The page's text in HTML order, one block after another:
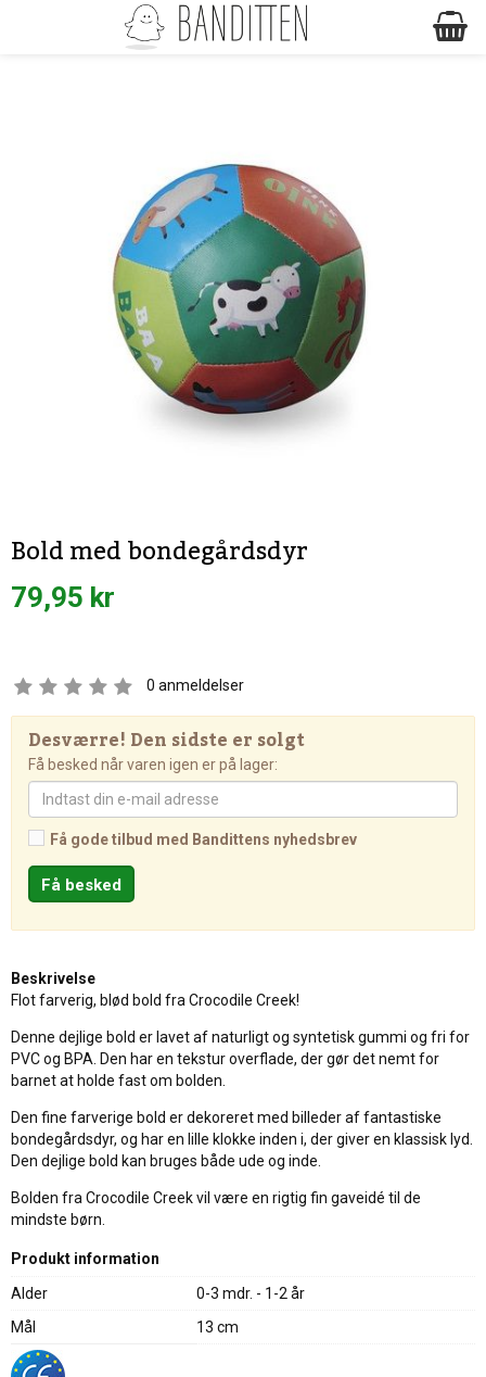
Bold med bondegårdsdyr
79,95 kr
0 anmeldelser
Desværre! Den sidste er solgt
Få besked når varen igen er på lager:
Få gode tilbud med Bandittens nyhedsbrev
Beskrivelse
Flot farverig, blød bold fra Crocodile Creek!
Denne dejlige bold er lavet af naturligt og syntetisk gummi og fri for
PVC og BPA. Den har en tekstur overflade, der gør det nemt for
barnet at holde fast om bolden.
Den fine farverige bold er dekoreret med billeder af fantastiske
bondegårdsdyr, og har en lille klokke inden i, der giver en klassisk lyd.
Den dejlige bold kan bruges både ude og inde.
Bolden fra Crocodile Creek vil være en rigtig fin gaveidé til de
mindste børn.
Produkt information
Alder
0-3 mdr. - 1-2 år
Mål
13 cm